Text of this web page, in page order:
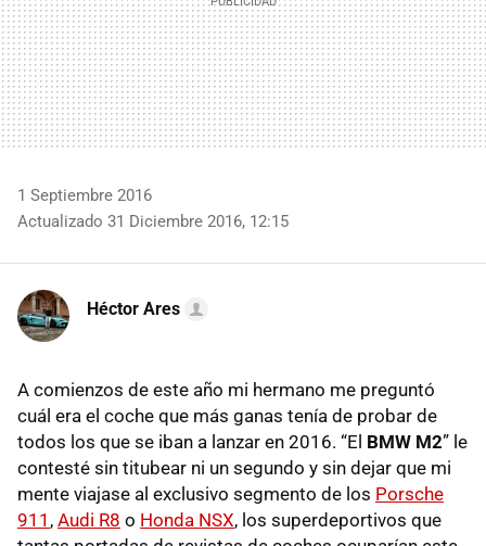
1 Septiembre 2016
Actualizado 31 Diciembre 2016, 12:15
Héctor Ares
A comienzos de este año mi hermano me preguntó
cuál era el coche que más ganas tenía de probar de
todos los que se iban a lanzar en 2016. “El BMW M2” le
contesté sin titubear ni un segundo y sin dejar que mi
mente viajase al exclusivo segmento de los Porsche
911 , Audi R8 o Honda NSX, los superdeportivos que